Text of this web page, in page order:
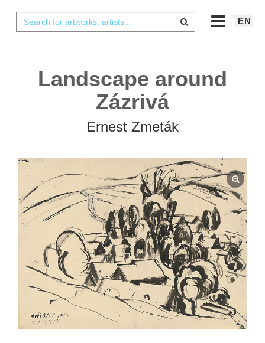
EN
Landscape around
Zázrivá
Ernest Zmeták